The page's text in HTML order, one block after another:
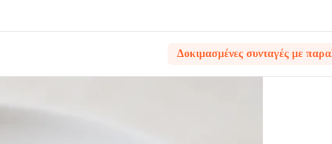
Δοκιμασμένες συνταγές με